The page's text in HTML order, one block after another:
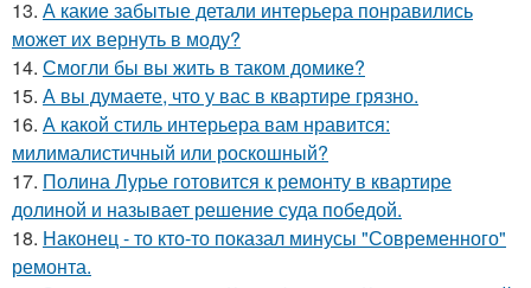
13. А какие забытые детали интерьера понравились
может их вернуть в моду?
14. Смогли бы вы жить в таком домике?
15. А вы думаете, что у вас в квартире грязно.
16. А какой стиль интерьера вам нравится:
милималистичный или роскошный?
17. Полина Лурье готовится к ремонту в квартире
долиной и называет решение суда победой.
18. Наконец - то кто-то показал минусы "Современного"
ремонта.